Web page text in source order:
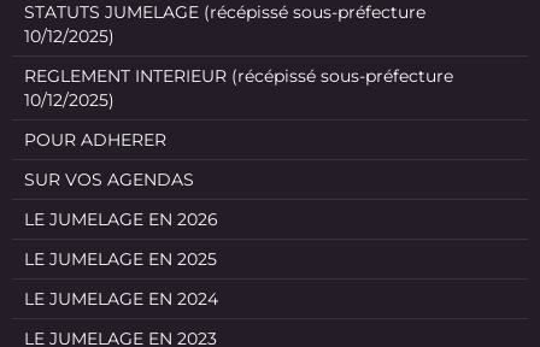
STATUTS JUMELAGE (récépissé sous-préfecture
10/12/2025)
REGLEMENT INTERIEUR (récépissé sous-préfecture
10/12/2025)
POUR ADHERER
SUR VOS AGENDAS
LE JUMELAGE EN 2026
LE JUMELAGE EN 2025
LE JUMELAGE EN 2024
LE JUMELAGE EN 2023